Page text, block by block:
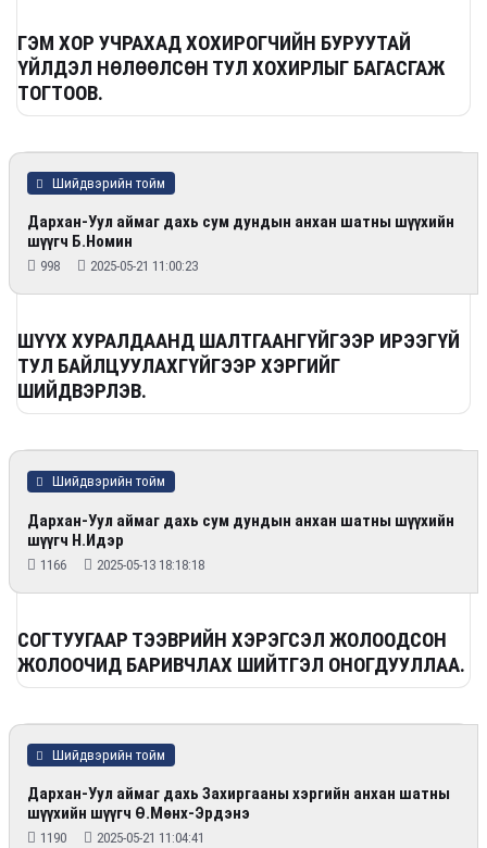
ГЭМ ХОР УЧРАХАД ХОХИРОГЧИЙН БУРУУТАЙ
ҮЙЛДЭЛ НӨЛӨӨЛСӨН ТУЛ ХОХИРЛЫГ БАГАСГАЖ
ТОГТООВ.
Шийдвэрийн тойм
Дархан-Уул аймаг дахь сум дундын анхан шатны шүүхийн
шүүгч Б.Номин
998 2025-05-21 11:00:23
ШҮҮХ ХУРАЛДААНД ШАЛТГААНГҮЙГЭЭР ИРЭЭГҮЙ
ТУЛ БАЙЛЦУУЛАХГҮЙГЭЭР ХЭРГИЙГ
ШИЙДВЭРЛЭВ.
Шийдвэрийн тойм
Дархан-Уул аймаг дахь сум дундын анхан шатны шүүхийн
шүүгч Н.Идэр
1166 2025-05-13 18:18:18
СОГТУУГААР ТЭЭВРИЙН ХЭРЭГСЭЛ ЖОЛООДСОН
ЖОЛООЧИД БАРИВЧЛАХ ШИЙТГЭЛ ОНОГДУУЛЛАА.
Шийдвэрийн тойм
Дархан-Уул аймаг дахь Захиргааны хэргийн анхан шатны
шүүхийн шүүгч Ө.Мөнх-Эрдэнэ
1190 2025-05-21 11:04:41